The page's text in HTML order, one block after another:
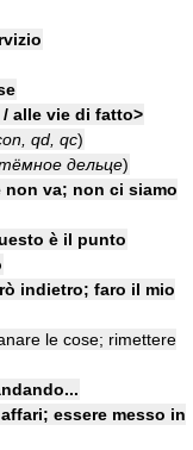
alle vie di fatto>
qd, qc)
дельце)
va; non ci siamo
è il punto
indietro; faro il mio
le cose; rimettere
essere messo in